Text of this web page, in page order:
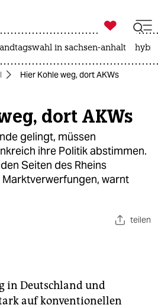
zahl ich
ich

taz zahl ich
in sachsen-anhalt
Hier Kohle weg, dort AKWs
dort AKWs
gelingt, müssen
ihre Politik abstimmen.
Seiten des Rheins
warnt
teilen
in Deutschland und
auf konventionellen